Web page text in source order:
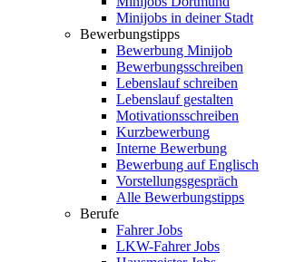
Minijobs in deiner Stadt
Bewerbungstipps
Bewerbung Minijob
Bewerbungsschreiben
Lebenslauf schreiben
Lebenslauf gestalten
Motivationsschreiben
Kurzbewerbung
Interne Bewerbung
Bewerbung auf Englisch
Vorstellungsgespräch
Alle Bewerbungstipps
Berufe
Fahrer Jobs
LKW-Fahrer Jobs